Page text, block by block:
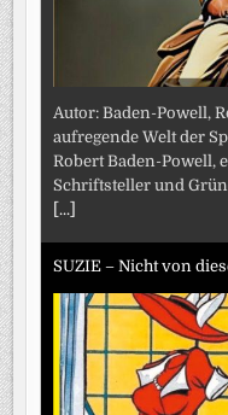
Autor: Baden-Powell,
aufregende Welt der
Robert Baden-Powell,
Schriftsteller und
[...]
SUZIE – Nicht von